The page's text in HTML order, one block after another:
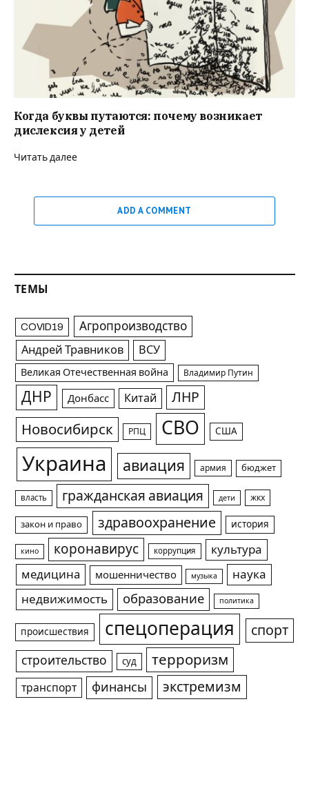
Когда буквы путаются: почему возникает
дислексия у детей
Читать далее
ADD A COMMENT
ТЕМЫ
COVID19 Агропроизводство
Андрей Травников ВСУ
Великая Отечественная война Владимир Путин
ДНР Донбасс Китай ЛНР
Новосибирск РПЦ СВО США
Украина авиация армия бюджет
власть гражданская авиация дети жкх
закон и право здравоохранение история
кино коронавирус коррупция
культура
медицина
мошенничество музыка
наука
недвижимость
образование политика
происшествия спецоперация спорт
строительство суд терроризм
транспорт финансы экстремизм